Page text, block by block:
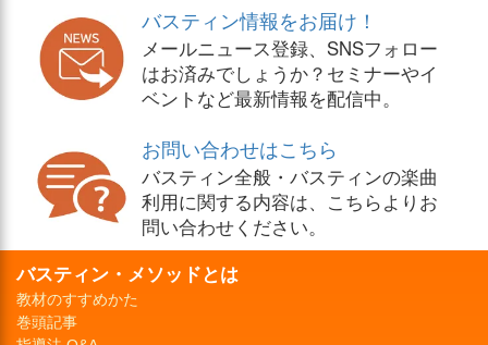
バスティン情報をお届け！
メールニュース登録、SNSフォロー
はお済みでしょうか？セミナーやイ
ベントなど最新情報を配信中。
お問い合わせはこちら
バスティン全般・バスティンの楽曲
利用に関する内容は、こちらよりお
問い合わせください。
バスティン・メソッドとは
教材のすすめかた
巻頭記事